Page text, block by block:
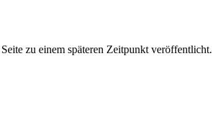
zu einem späteren Zeitpunkt veröffentlicht.